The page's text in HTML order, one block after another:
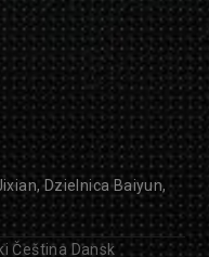
Dzielnica Baiyun,
Čeština Dansk